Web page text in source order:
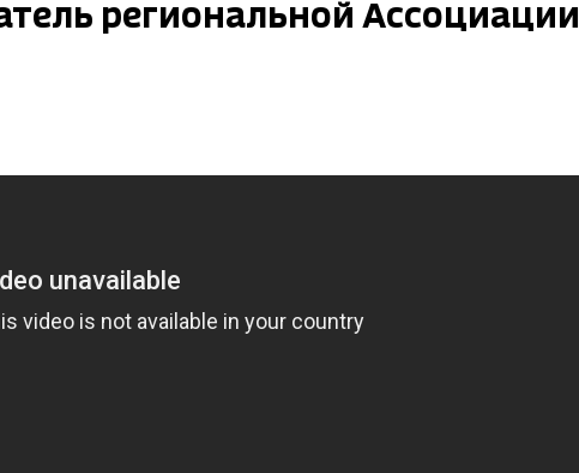
региональной Ассоциации